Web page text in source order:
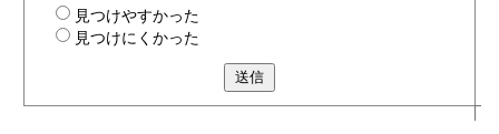
見つけやすかった
見つけにくかった
送信